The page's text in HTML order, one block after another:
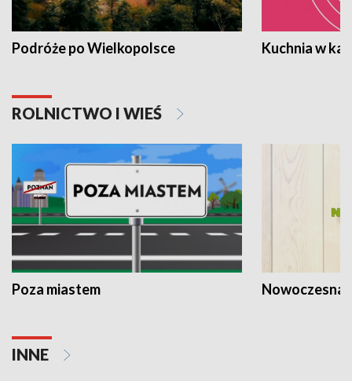
Podróże po Wielkopolsce Kuchnia w
ROLNICTWO I WIEŚ
Poza miastem Nowoczesna
INNE